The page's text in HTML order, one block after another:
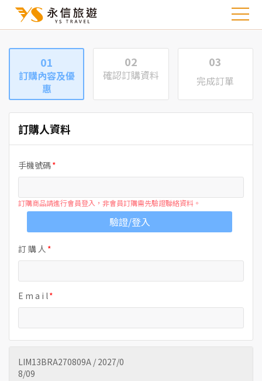
01
訂購內容及優
惠
02
確認訂購資料
03
完成訂單
訂購人資料
手機號碼
訂購商品請進行會員登入，非會員訂購需先驗證聯絡資料。
驗證/登入
訂 購 人
E m a i l
LIM13BRA270809A / 2027/0
8/09